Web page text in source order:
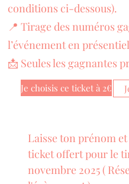
conditions ci-dessous).
📍 Tirage des numéros
l’événement en présentiel
📩 Seules les gagnantes
Laisse ton prénom
ticket offert pour le
novembre 2025 (
Je choisis ce ticket à 2€